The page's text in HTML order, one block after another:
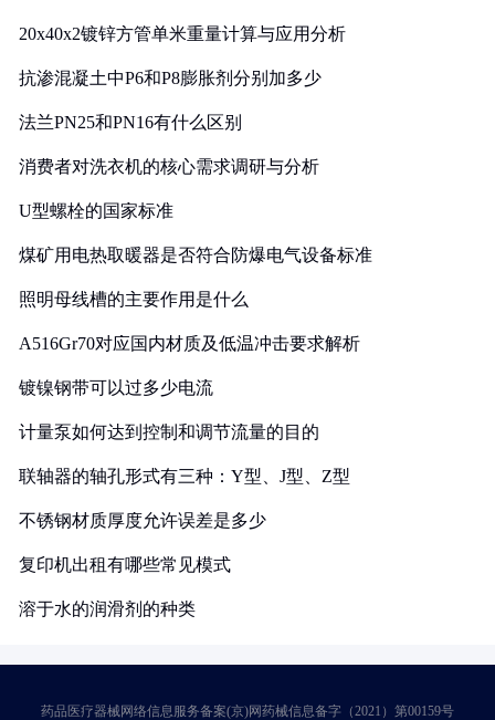
20x40x2镀锌方管单米重量计算与应用分析
抗渗混凝土中P6和P8膨胀剂分别加多少
法兰PN25和PN16有什么区别
消费者对洗衣机的核心需求调研与分析
U型螺栓的国家标准
煤矿用电热取暖器是否符合防爆电气设备标准
照明母线槽的主要作用是什么
A516Gr70对应国内材质及低温冲击要求解析
镀镍钢带可以过多少电流
计量泵如何达到控制和调节流量的目的
联轴器的轴孔形式有三种：Y型、J型、Z型
不锈钢材质厚度允许误差是多少
复印机出租有哪些常见模式
溶于水的润滑剂的种类
药品医疗器械网络信息服务备案(京)网药械信息备字（2021）第00159号